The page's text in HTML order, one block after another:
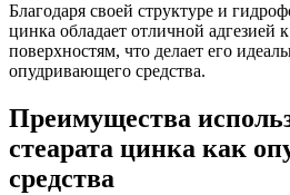
Благодаря своей структуре и
цинка обладает отличной адгезией
поверхностям, что делает его
опудривающего средства.
Преимущества
стеарата цинка как
средства